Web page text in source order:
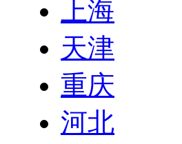
上海
天津
重庆
河北